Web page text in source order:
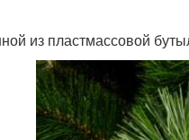
из пластмассовой